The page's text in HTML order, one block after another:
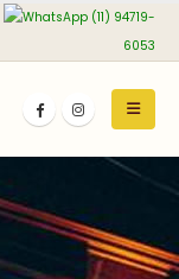
(11) 94719-
6053